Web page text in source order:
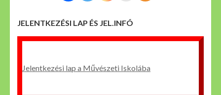
JELENTKEZÉSI LAP ÉS JEL.INFÓ
Jelentkezési lap a Művészeti Iskolába